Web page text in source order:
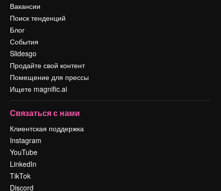
Вакансии
Поиск тенденций
Блог
События
Slidesgo
Продайте свой контент
Помещение для прессы
Ищете magnific.ai
Связаться с нами
Клиентская поддержка
Instagram
YouTube
LinkedIn
TikTok
Discord